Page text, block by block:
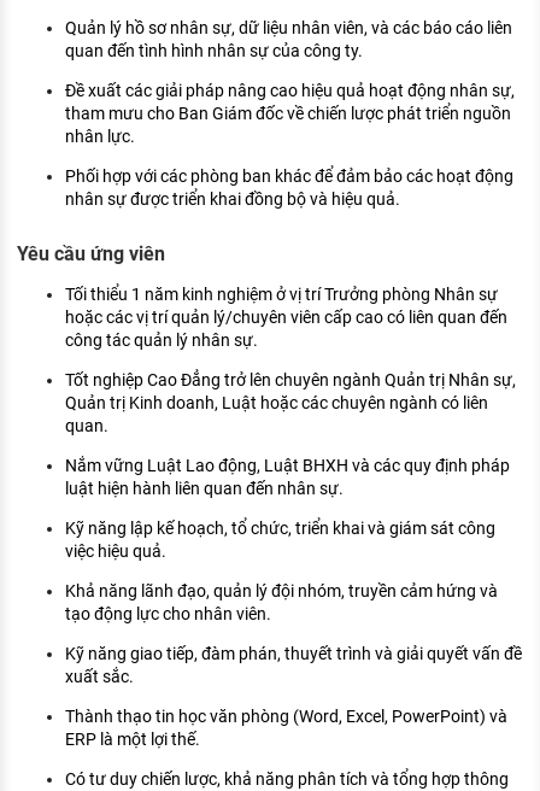
Quản lý hồ sơ nhân sự, dữ liệu nhân viên, và các báo cáo liên
quan đến tình hình nhân sự của công ty.
Đề xuất các giải pháp nâng cao hiệu quả hoạt động nhân sự,
tham mưu cho Ban Giám đốc về chiến lược phát triển nguồn
nhân lực.
Phối hợp với các phòng ban khác để đảm bảo các hoạt động
nhân sự được triển khai đồng bộ và hiệu quả.
Yêu cầu ứng viên
Tối thiểu 1 năm kinh nghiệm ở vị trí Trưởng phòng Nhân sự
hoặc các vị trí quản lý/chuyên viên cấp cao có liên quan đến
công tác quản lý nhân sự.
Tốt nghiệp Cao Đẳng trở lên chuyên ngành Quản trị Nhân sự,
Quản trị Kinh doanh, Luật hoặc các chuyên ngành có liên
quan.
Nắm vững Luật Lao động, Luật BHXH và các quy định pháp
luật hiện hành liên quan đến nhân sự.
Kỹ năng lập kế hoạch, tổ chức, triển khai và giám sát công
việc hiệu quả.
Khả năng lãnh đạo, quản lý đội nhóm, truyền cảm hứng và
tạo động lực cho nhân viên.
Kỹ năng giao tiếp, đàm phán, thuyết trình và giải quyết vấn đề
xuất sắc.
Thành thạo tin học văn phòng (Word, Excel, PowerPoint) và
ERP là một lợi thế.
Có tư duy chiến lược, khả năng phân tích và tổng hợp thông